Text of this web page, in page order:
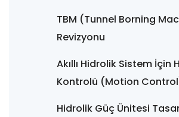
TBM (Tunnel Borning
Revizyonu
Akıllı Hidrolik Sistem İçin
Kontrolü (Motion
Hidrolik Güç Ünitesi